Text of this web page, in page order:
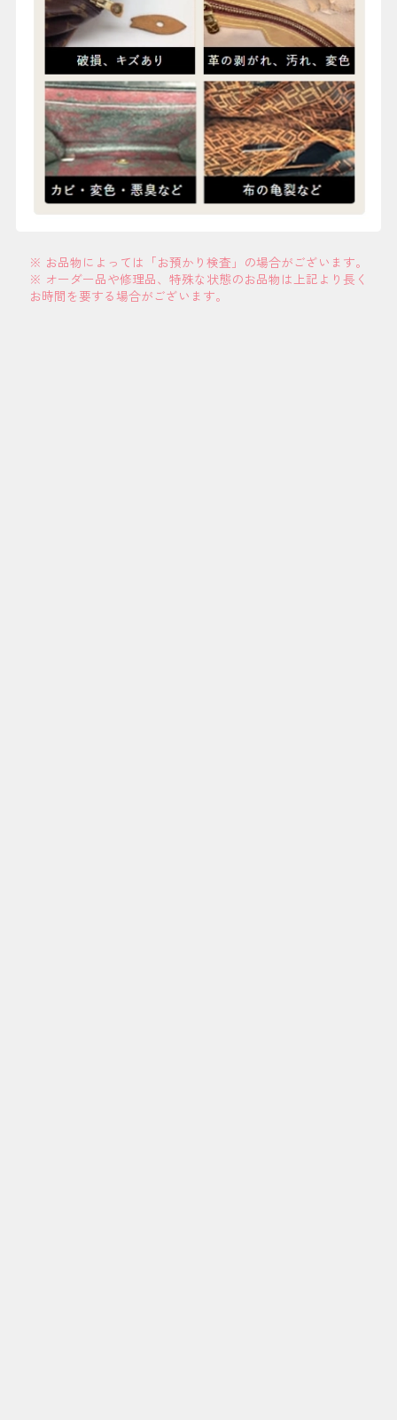
※ お品物によっては「お預かり検査」の場合がございます。
※ オーダー品や修理品、特殊な状態のお品物は上記より長く
お時間を要する場合がございます。